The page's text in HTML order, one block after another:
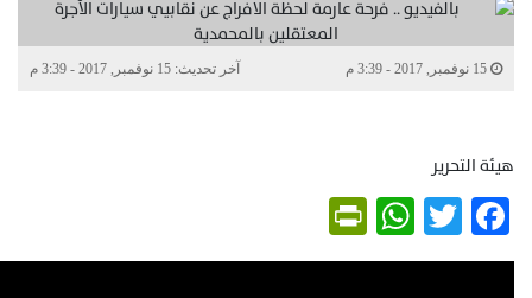
آخر تحديث: 15 نوفمبر, 2017 - 3:39 م
هيئة التحرير
Facebook
Twitter
WhatsApp